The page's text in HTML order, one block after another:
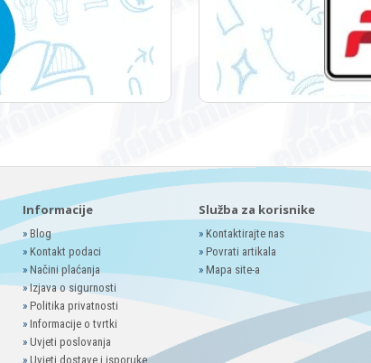
Informacije
» Blog
» Kontakt podaci
» Načini plaćanja
»Izjava o sigurnosti
» Politika privatnosti
» Informacije o tvrtki
» Uvjeti poslovanja
» Uvjeti dostave i isporuke
Služba za korisnike
» Kontaktirajte nas
» Povrati artikala
» Mapa site-a